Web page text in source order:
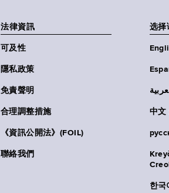
法律資訊
可及性
隱私政策
免責聲明
合理調整措施
《資訊公開法》(FOIL)
聯絡我們
选择
中文
한국